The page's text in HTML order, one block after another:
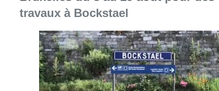
travaux à Bockstael